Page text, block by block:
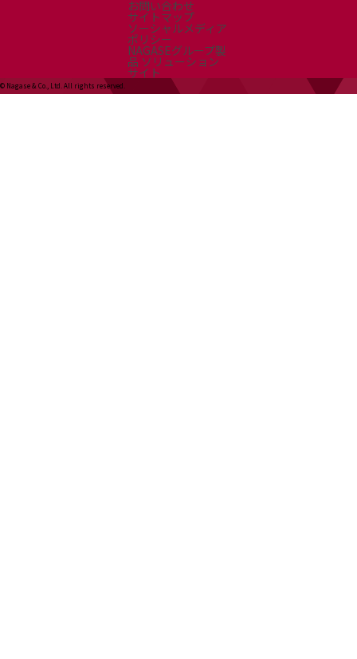
お問い合わせ
サイトマップ
ソーシャルメディア
ポリシー
NAGASEグループ製
品 ソリューション
サイト
© Nagase & Co., Ltd. All rights reserved.